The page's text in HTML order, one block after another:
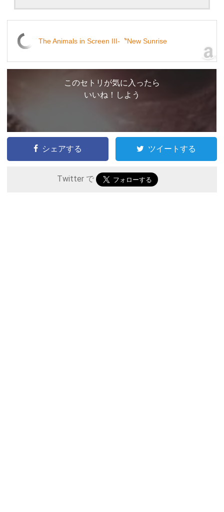
The Animals in Screen III-〝New Sunrise
このセトリが気に入ったら
いいね！しよう
シェアする ツイートする
Twitter で